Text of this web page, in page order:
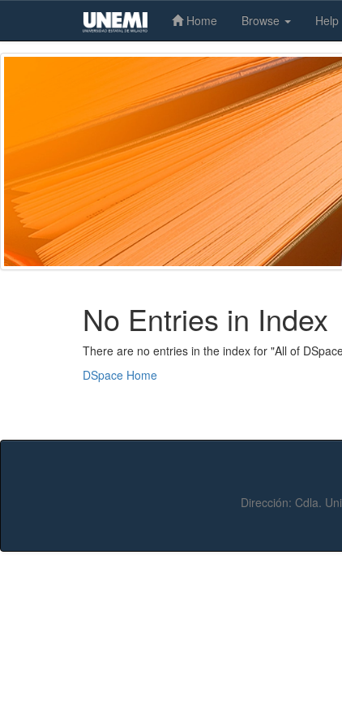
Skip
Home Browse Help
No Entries in Index
There are no entries in the index for "All of
DSpace Home
Dirección: Cdla.